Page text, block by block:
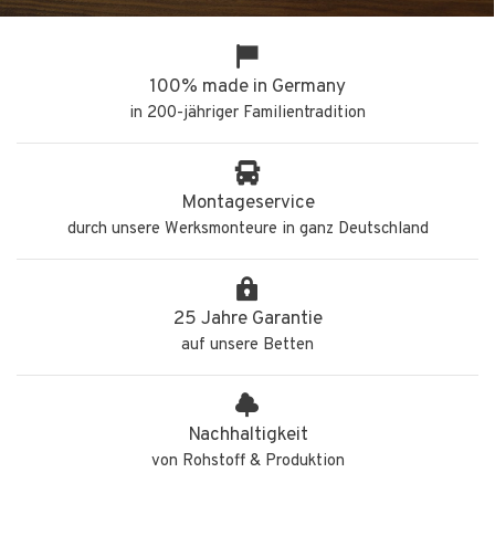
100% made in Germany
in 200-jähriger Familientradition
Montageservice
durch unsere Werksmonteure in ganz Deutschland
25 Jahre Garantie
auf unsere Betten
Nachhaltigkeit
von Rohstoff & Produktion